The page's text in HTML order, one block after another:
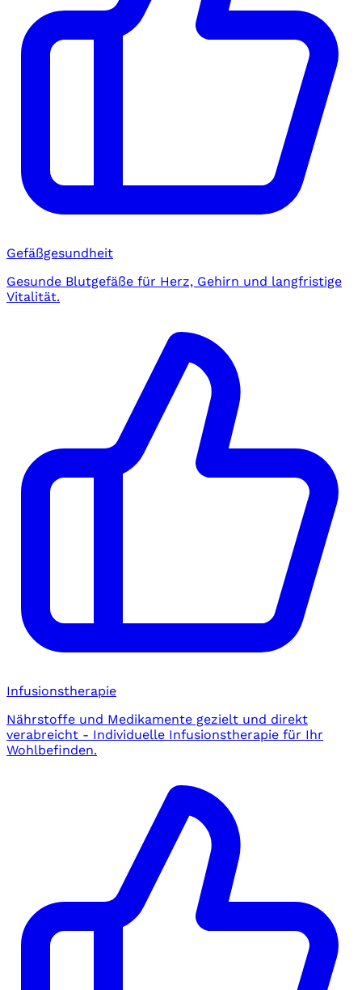
Gefäßgesundheit
Gesunde Blutgefäße für Herz, Gehirn und langfristige
Vitalität.
Infusionstherapie
Nährstoffe und Medikamente gezielt und direkt
verabreicht - Individuelle Infusionstherapie für Ihr
Wohlbefinden.